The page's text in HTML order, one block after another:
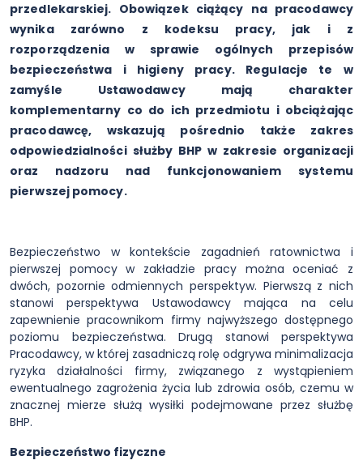
przedlekarskiej. Obowiązek ciążący na pracodawcy
wynika zarówno z kodeksu pracy, jak i z
rozporządzenia w sprawie ogólnych przepisów
bezpieczeństwa i higieny pracy. Regulacje te w
zamyśle Ustawodawcy mają charakter
komplementarny co do ich przedmiotu i obciążając
pracodawcę, wskazują pośrednio także zakres
odpowiedzialności służby BHP w zakresie organizacji
oraz nadzoru nad funkcjonowaniem systemu
pierwszej pomocy.
Bezpieczeństwo w kontekście zagadnień ratownictwa i
pierwszej pomocy w zakładzie pracy można oceniać z
dwóch, pozornie odmiennych perspektyw. Pierwszą z nich
stanowi perspektywa Ustawodawcy mająca na celu
zapewnienie pracownikom firmy najwyższego dostępnego
poziomu bezpieczeństwa. Drugą stanowi perspektywa
Pracodawcy, w której zasadniczą rolę odgrywa minimalizacja
ryzyka działalności firmy, związanego z wystąpieniem
ewentualnego zagrożenia życia lub zdrowia osób, czemu w
znacznej mierze służą wysiłki podejmowane przez służbę
BHP.
Bezpieczeństwo fizyczne